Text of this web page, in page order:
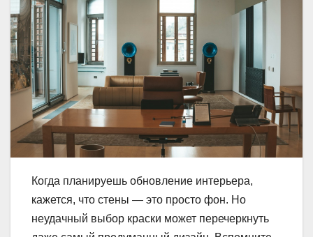
Когда планируешь обновление интерьера,
кажется, что стены — это просто фон. Но
неудачный выбор краски может перечеркнуть